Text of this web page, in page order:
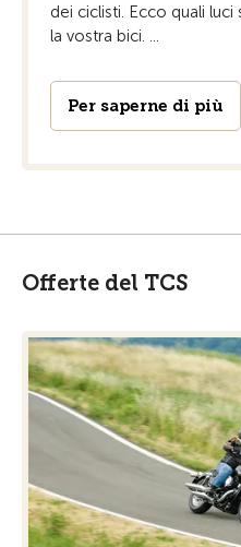
dei ciclisti. Ecco quali
la vostra bici. ...
Per saperne di più
Offerte del TCS